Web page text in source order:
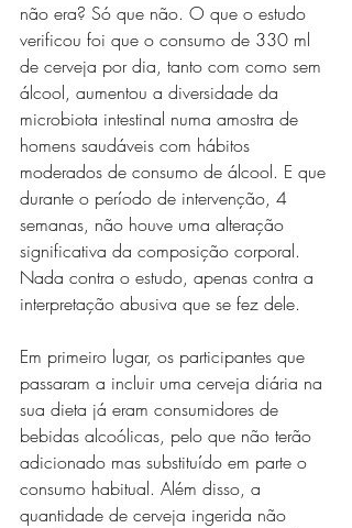
não era? Só que não. O que o estudo
verificou foi que o consumo de 330 ml
de cerveja por dia, tanto com como sem
álcool, aumentou a diversidade da
microbiota intestinal numa amostra de
homens saudáveis com hábitos
moderados de consumo de álcool. E que
durante o período de intervenção, 4
semanas, não houve uma alteração
significativa da composição corporal.
Nada contra o estudo, apenas contra a
interpretação abusiva que se fez dele.
Em primeiro lugar, os participantes que
passaram a incluir uma cerveja diária na
sua dieta já eram consumidores de
bebidas alcoólicas, pelo que não terão
adicionado mas substituído em parte o
consumo habitual. Além disso, a
quantidade de cerveja ingerida não